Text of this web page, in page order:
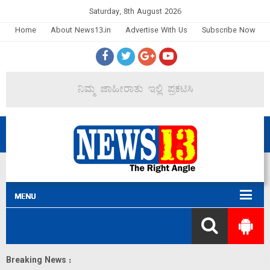
Saturday, 8th August 2026
Home
About News13.in Advertise With Us Subscribe Now
Breaking News :